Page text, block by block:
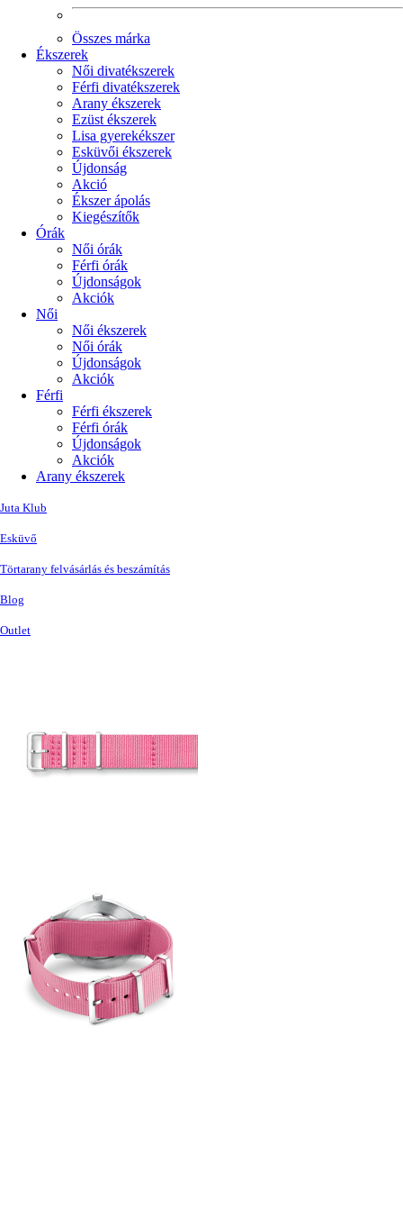
Összes márka
Ékszerek
Női divatékszerek
Férfi divatékszerek
Arany ékszerek
Ezüst ékszerek
Lisa gyerekékszer
Esküvői ékszerek
Újdonság
Akció
Ékszer ápolás
Kiegészítők
Órák
Női órák
Férfi órák
Újdonságok
Akciók
Női
Női ékszerek
Női órák
Újdonságok
Akciók
Férfi
Férfi ékszerek
Férfi órák
Újdonságok
Akciók
Arany ékszerek
Juta Klub
Esküvő
Törtarany felvásárlás és beszámítás
Blog
Outlet